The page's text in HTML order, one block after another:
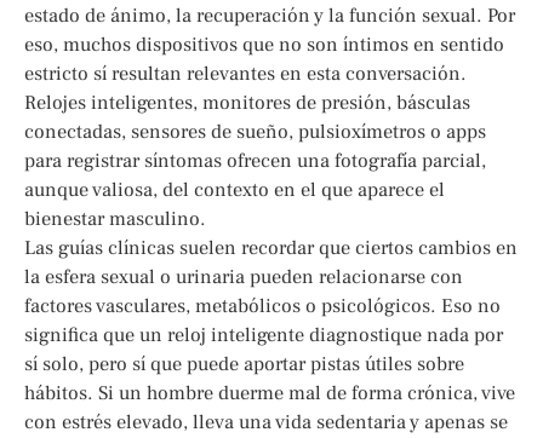
estado de ánimo, la recuperación y la función sexual. Por
eso, muchos dispositivos que no son íntimos en sentido
estricto sí resultan relevantes en esta conversación.
Relojes inteligentes, monitores de presión, básculas
conectadas, sensores de sueño, pulsioxímetros o apps
para registrar síntomas ofrecen una fotografía parcial,
aunque valiosa, del contexto en el que aparece el
bienestar masculino.
Las guías clínicas suelen recordar que ciertos cambios en
la esfera sexual o urinaria pueden relacionarse con
factores vasculares, metabólicos o psicológicos. Eso no
significa que un reloj inteligente diagnostique nada por
sí solo, pero sí que puede aportar pistas útiles sobre
hábitos. Si un hombre duerme mal de forma crónica, vive
con estrés elevado, lleva una vida sedentaria y apenas se